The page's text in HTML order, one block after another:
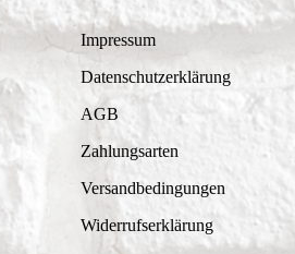
Impressum
Datenschutzerklärung
AGB
Zahlungsarten
Versandbedingungen
Widerrufserklärung